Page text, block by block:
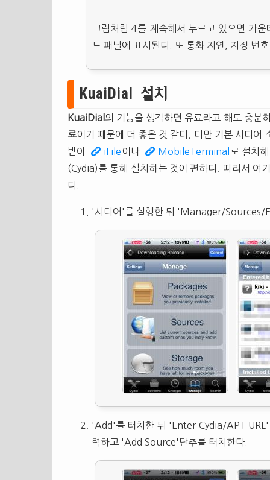
그림처럼 4를 계속해서 누르고 있으면 가
드 패널에 표시된다. 또 통화 지연, 지정 번
KuaiDial 설치
KuaiDial 의 기능을 생각하면 유료라고 해도 충분
료이기 때문에 더 좋은 것 같다. 다만 기본 시디어
받아
iFile 이나 MobileTerminal 로 설치
(Cydia)를 통해 설치하는 것이 편하다. 따라서 여
다.
'시디어'를 실행한 뒤 'Manager/Sources/
'Add'를 터치한 뒤 'Enter Cydia/APT
력하고 'Add Source'단추를 터치한다.